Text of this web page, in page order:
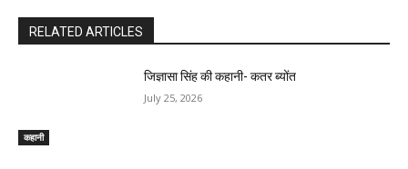
RELATED ARTICLES
कहानी
जिज्ञासा सिंह की कहानी- कतर ब्योंत
July 25, 2026